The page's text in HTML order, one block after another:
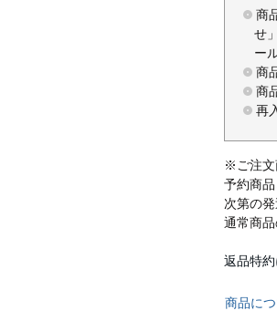
商
せ
ー
商
商
再
※ご注文
予約商
次第の発
通常商
返品特
商品に